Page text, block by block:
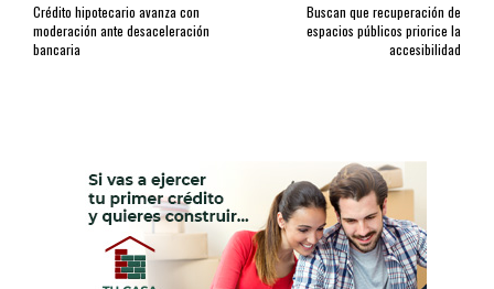
Crédito hipotecario avanza con
moderación ante desaceleración
bancaria
Buscan que recuperación de
espacios públicos priorice la
accesibilidad